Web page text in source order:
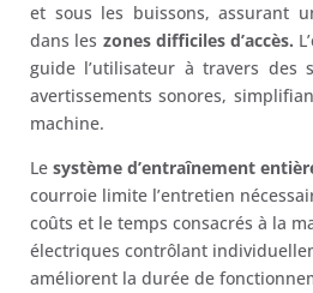
et sous les buissons, assurant
dans les zones difficiles d’accès.
guide l’utilisateur à travers des
avertissements sonores,
machine.
Le système d’entraînement
courroie limite l’entretien
coûts et le temps consacrés à la
électriques contrôlant
améliorent la durée de